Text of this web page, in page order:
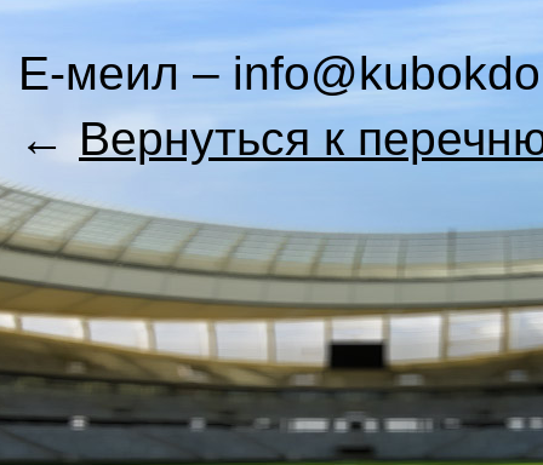
Е-меил –
← Вернуться к